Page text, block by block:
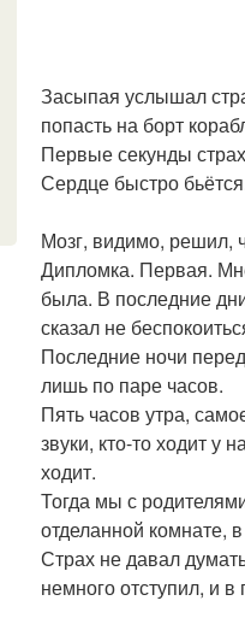
Засыпая услышал
попасть на борт
Первые секунды
Сердце быстро
Мозг, видимо, решил,
Дипломка. Первая.
была. В последние
сказал не
Последние ночи
лишь по паре часов.
Пять часов утра,
звуки, кто-то ходит у
ходит.
Тогда мы с
отделанной комнате,
Страх не давал
немного отступил, и